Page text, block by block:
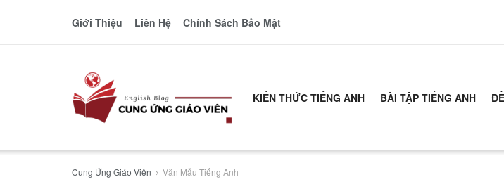
Giới Thiệu Liên Hệ Chính Sách Bảo Mật
KIẾN THỨC TIẾNG ANH BÀI TẬP TIẾNG ANH
Cung Ứng Giáo Viên Văn Mẫu Tiếng Anh